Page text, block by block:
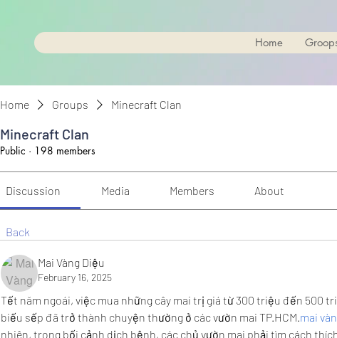
Home
Home Groups Minecraft Clan
Minecraft Clan
Public · 198 members
Discussion Media Members About
Back
Mai Vàng Diệu
February 16, 2025
Tết năm ngoái, việc mua những cây mai trị giá từ 300 triệu đến 500
biếu sếp đã trở thành chuyện thường ở các vườn mai TP.HCM.mai
nhiên, trong bối cảnh dịch bệnh, các chủ vườn mai phải tìm cách